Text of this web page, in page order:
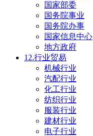
国家部委
国务院事业
国务院办事
国家信息中心
地方政府
12.行业贸易
机械行业
汽配行业
化工行业
纺织行业
服装行业
建材行业
电子行业